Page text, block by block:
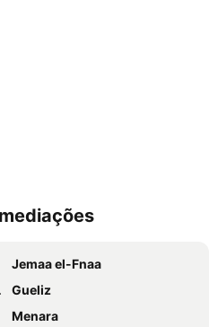
Jemaa el-Fnaa
Gueliz
Menara